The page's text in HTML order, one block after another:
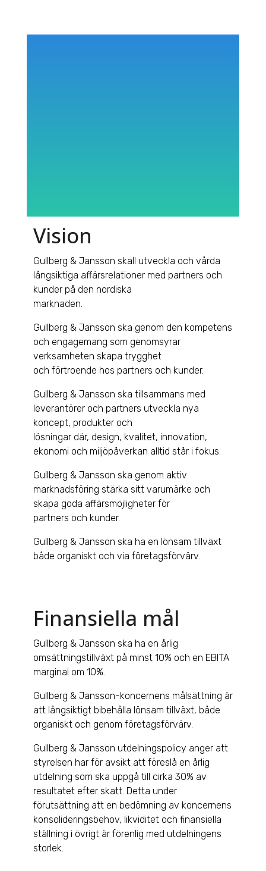
Vision
Gullberg & Jansson skall utveckla och vårda
långsiktiga affärsrelationer med partners och
kunder på den nordiska
marknaden.
Gullberg & Jansson ska genom den kompetens
och engagemang som genomsyrar
verksamheten skapa trygghet
och förtroende hos partners och kunder.
Gullberg & Jansson ska tillsammans med
leverantörer och partners utveckla nya
koncept, produkter och
lösningar där, design, kvalitet, innovation,
ekonomi och miljöpåverkan alltid står i fokus.
Gullberg & Jansson ska genom aktiv
marknadsföring stärka sitt varumärke och
skapa goda affärsmöjligheter för
partners och kunder.
Gullberg & Jansson ska ha en lönsam tillväxt
både organiskt och via företagsförvärv.
Finansiella mål
Gullberg & Jansson ska ha en årlig
omsättningstillväxt på minst 10% och en EBITA
marginal om 10%.
Gullberg & Jansson-koncernens målsättning är
att långsiktigt bibehålla lönsam tillväxt, både
organiskt och genom företagsförvärv.
Gullberg & Jansson utdelningspolicy anger att
styrelsen har för avsikt att föreslå en årlig
utdelning som ska uppgå till cirka 30% av
resultatet efter skatt. Detta under
förutsättning att en bedömning av koncernens
konsolideringsbehov, likviditet och finansiella
ställning i övrigt är förenlig med utdelningens
storlek.